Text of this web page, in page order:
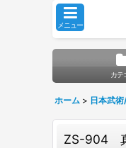
メニュー
カテ
ホーム > 日本武
ZS-904